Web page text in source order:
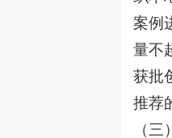
案例
量不
获批
推荐
（